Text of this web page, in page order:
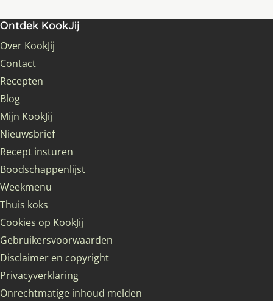
Ontdek KookJij
Over KookJij
Contact
Recepten
Blog
Mijn KookJij
Nieuwsbrief
Recept insturen
Boodschappenlijst
Weekmenu
Thuis koks
Cookies op KookJij
Gebruikersvoorwaarden
Disclaimer en copyright
Privacyverklaring
Onrechtmatige inhoud melden